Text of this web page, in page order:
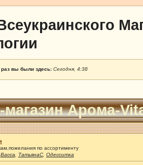
вы были здесь: Сегодня, 4:38
магазин Арома-
по ассортименту
Васса ТатьянаС, Одесситка